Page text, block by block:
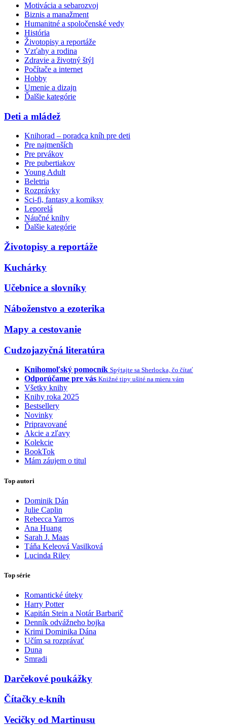
Motivácia a sebarozvoj
Biznis a manažment
Humanitné a spoločenské vedy
História
Životopisy a reportáže
Vzťahy a rodina
Zdravie a životný štýl
Počítače a internet
Hobby
Umenie a dizajn
Ďalšie kategórie
Deti a mládež
Knihorad – poradca kníh pre deti
Pre najmenších
Pre prvákov
Pre pubertiakov
Young Adult
Beletria
Rozprávky
Sci-fi, fantasy a komiksy
Leporelá
Náučné knihy
Ďalšie kategórie
Životopisy a reportáže
Kuchárky
Učebnice a slovníky
Náboženstvo a ezoterika
Mapy a cestovanie
Cudzojazyčná literatúra
Knihomoľský pomocník Spýtajte sa Sherlocka, čo čítať
Odporúčame pre vás Knižné tipy ušité na mieru vám
Všetky knihy
Knihy roka 2025
Bestsellery
Novinky
Pripravované
Akcie a zľavy
Kolekcie
BookTok
Mám záujem o titul
Top autori
Dominik Dán
Julie Caplin
Rebecca Yarros
Ana Huang
Sarah J. Maas
Táňa Keleová Vasilková
Lucinda Riley
Top série
Romantické úteky
Harry Potter
Kapitán Stein a Notár Barbarič
Denník odvážneho bojka
Krimi Dominika Dána
Učím sa rozprávať
Duna
Smradi
Darčekové poukážky
Čítačky e-kníh
Vecičky od Martinusu